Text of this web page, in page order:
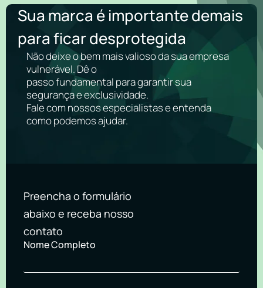
Sua marca é importante demais
para ficar desprotegida
Não deixe o bem mais valioso da sua empresa
vulnerável. Dê o
passo fundamental para garantir sua
segurança e exclusividade.
Fale com nossos especialistas e entenda
como podemos ajudar.
Preencha o formulário
abaixo e receba nosso
contato
Nome Completo